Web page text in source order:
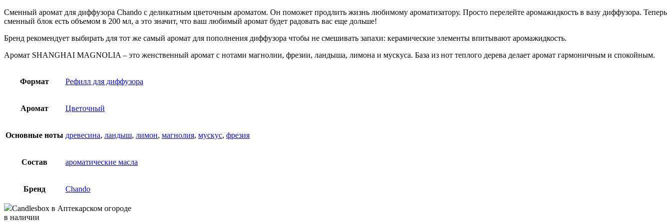
Сменный аромат для диффузора Chando с деликатным цветочным ароматом. Он поможет продлить жизнь любимому ароматизатору. Просто перелейте аромажидкость в вазу диффузора. Теперь
сменный блок есть объемом в 200 мл, а это значит, что ваш любимый аромат будет радовать вас еще дольше!
Бренд рекомендует выбирать для тот же самый аромат для пополнения диффузора чтобы не смешивать запахи: керамические элементы впитывают аромажидкость.
Аромат SHANGHAI MAGNOLIA – это женственный аромат с нотами магнолии, фрезии, ландыша, лимона и мускуса. База из нот теплого дерева делает аромат гармоничным и спокойным.
Формат Рефилл для диффузора
Аромат Цветочный
Основные ноты древесина, ландыш, лимон, магнолия, мускус, фрезия
Состав ароматические масла
Бренд Chando
Candlesbox в Аптекарском огороде
в наличии